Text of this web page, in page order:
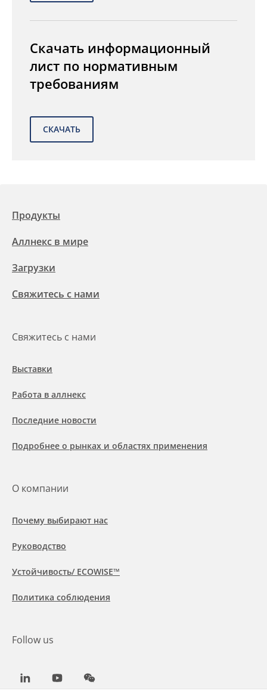
Скачать информационный
лист по нормативным
требованиям
Продукты
Аллнекс в мире
Загрузки
Свяжитесь с нами
Свяжитесь с нами
Выставки
Работа в аллнекс
Последние новости
Подробнее о рынках и областях применения
О компании
Почему выбирают нас
Руководство
Устойчивость/ ECOWISE™
Политика соблюдения
Follow us
LinkedInYoutubeWeChat